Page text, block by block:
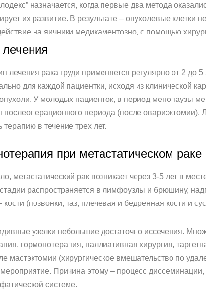
назначается, когда первые два метода
их развитие. В результате – опухолевые клетки не
на яичники медикаментозно, с помощью
лечения рака груди применяется регулярно от 2
для каждой пациентки, исходя из клинической
У молодых пациенток, в период менопаузы
послеоперационного периода (после овариэктомии).
терапию в течение трех лет.
при метастатическом
метастатический рак возникает через 3-5 лет в
распространяется в лимфоузлы и брюшину,
кости (позвонки, таз, плечевая и бедренная кости и
узелки небольшие достаточно иссечения.
гормонотерапия, паллиативная хирургия,
мастэктомии (хирургическое вмешательство по
Причина этому – процесс
системе.